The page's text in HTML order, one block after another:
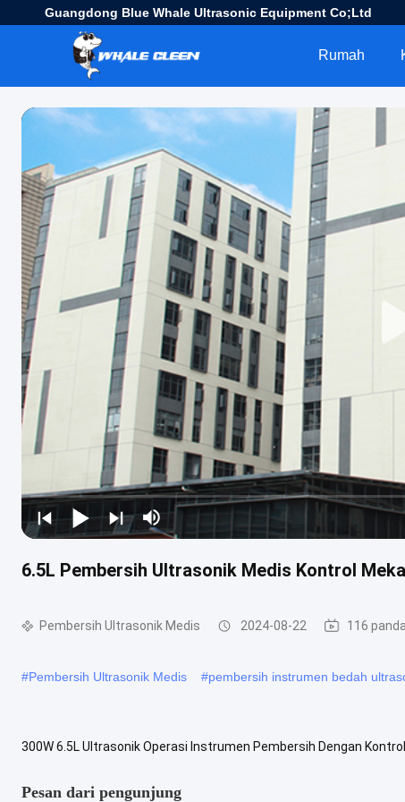
Guangdong Blue Whale Ultrasonic Equipment Co;Ltd
Rumah
6.5L Pembersih Ultrasonik Medis Kontrol
Pembersih Ultrasonik Medis 2024-08-22 116
#Pembersih Ultrasonik Medis #pembersih instrumen bedah
300W 6.5L Ultrasonik Operasi Instrumen Pembersih Dengan
Pesan dari pengunjung